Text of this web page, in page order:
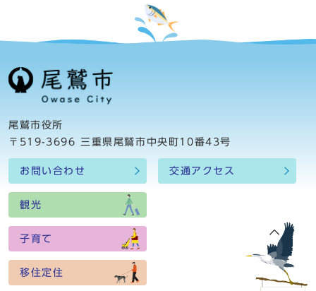
尾鷲市役所
〒519-3696 三重県尾鷲市中央町10番43号
お問い合わせ 交通アクセス
観光
子育て
移住定住